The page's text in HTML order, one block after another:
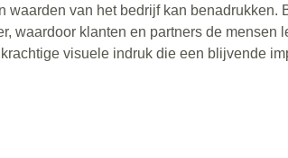
waarden van het bedrijf kan benadrukken.
waardoor klanten en partners de mensen
visuele indruk die een blijvende